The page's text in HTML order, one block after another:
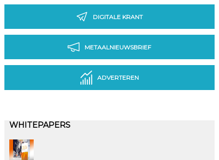
DIGITALE KRANT
METAALNIEUWSBRIEF
ADVERTEREN
WHITEPAPERS